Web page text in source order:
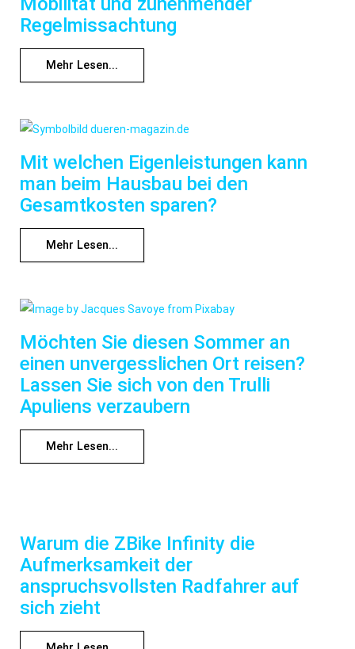
Regelmissachtung
Mehr Lesen...
Mit welchen Eigenleistungen kann
man beim Hausbau bei den
Gesamtkosten sparen?
Mehr Lesen...
Möchten Sie diesen Sommer an
einen unvergesslichen Ort reisen?
Lassen Sie sich von den Trulli
Apuliens verzaubern
Mehr Lesen...
Warum die ZBike Infinity die
Aufmerksamkeit der
anspruchsvollsten Radfahrer auf
sich zieht